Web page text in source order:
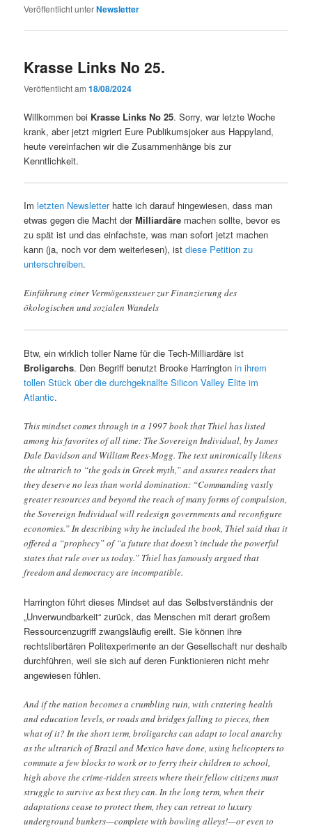
Veröffentlicht unterNewsletter
Krasse Links No 25.
Veröffentlicht am18/08/2024
Willkommen bei Krasse Links No 25. Sorry, war letzte Woche
krank, aber jetzt migriert Eure Publikumsjoker aus Happyland,
heute vereinfachen wir die Zusammenhänge bis zur
Kenntlichkeit.
Imletzten Newsletter hatte ich darauf hingewiesen, dass man
etwas gegen die Macht derMilliardäre machen sollte, bevor es
zu spät ist und das einfachste, was man sofort jetzt machen
kann (ja, noch vor dem weiterlesen), istdiese Petition zu
unterschreiben.
Einführung einer Vermögenssteuer zur Finanzierung des
ökologischen und sozialen Wandels
Btw, ein wirklich toller Name für die Tech-Milliardäre ist
Broligarchs. Den Begriff benutzt Brooke Harringtonin ihrem
tollen Stück über die durchgeknallte Silicon Valley Elite im
Atlantic.
This mindset comes through in a 1997 book that Thiel has listed
among his favorites of all time: The Sovereign Individual, by James
Dale Davidson and William Rees-Mogg. The text unironically likens
the ultrarich to “the gods in Greek myth,” and assures readers that
they deserve no less than world domination: “Commanding vastly
greater resources and beyond the reach of many forms of compulsion,
the Sovereign Individual will redesign governments and reconfigure
economies.” In describing why he included the book, Thiel said that it
offered a “prophecy” of “a future that doesn’t include the powerful
states that rule over us today.” Thiel has famously argued that
freedom and democracy are incompatible.
Harrington führt dieses Mindset auf das Selbstverständnis der
„Unverwundbarkeit“ zurück, das Menschen mit derart großem
Ressourcenzugriff zwangsläufig ereilt. Sie können ihre
rechtslibertären Politexperimente an der Gesellschaft nur deshalb
durchführen, weil sie sich auf deren Funktionieren nicht mehr
angewiesen fühlen.
And if the nation becomes a crumbling ruin, with cratering health
and education levels, or roads and bridges falling to pieces, then
what of it? In the short term, broligarchs can adapt to local anarchy
as the ultrarich of Brazil and Mexico have done, using helicopters to
commute a few blocks to work or to ferry their children to school,
high above the crime-ridden streets where their fellow citizens must
struggle to survive as best they can. In the long term, when their
adaptations cease to protect them, they can retreat to luxury
underground bunkers—complete with bowling alleys!—or even to